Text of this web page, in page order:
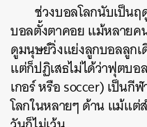
ช่วงบอลโลกนับเป็น
บอลตั้งตาคอย แม้หลายค
ดูมนุษย์วิ่งแย่งลูกบอลลูก
แต่ก็ปฏิเสธไม่ได้ว่าฟุตบอ
เกอร์ หรือ soccer) เป็น
โลกในหลายๆ ด้าน แม้แต่